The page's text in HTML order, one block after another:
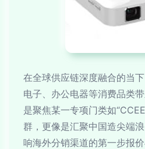
在全球供应链深度融合的当
电子、办公电器等消费品类
是聚焦某一专项门类如
群，更像是汇聚中国造尖端
响海外分销渠道的第一步报